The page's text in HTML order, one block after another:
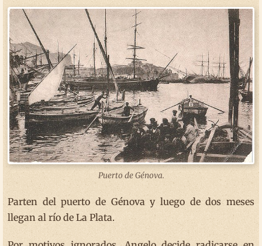
Puerto de Génova.
Parten del puerto de Génova y luego de dos meses
llegan al río de La Plata.